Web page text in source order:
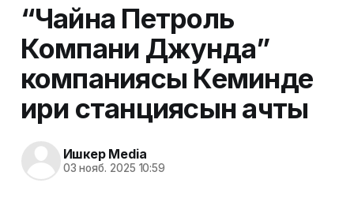
“Чайна Петроль
Компани Джунда”
компаниясы Кеминде
ири станциясын ачты
Ишкер Media
03 нояб. 2025 10:59